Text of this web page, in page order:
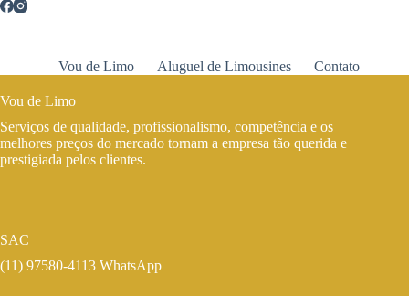
Vou de Limo Aluguel de Limousines Contato
Vou de Limo
Serviços de qualidade, profissionalismo, competência e os
melhores preços do mercado tornam a empresa tão querida e
prestigiada pelos clientes.
SAC
(11) 97580-4113 WhatsApp